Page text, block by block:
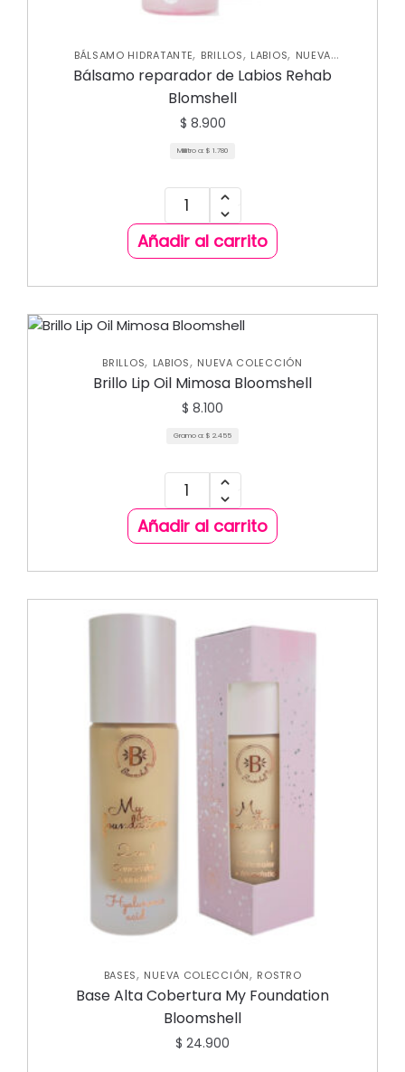
BÁLSAMO HIDRATANTE, BRILLOS, LABIOS, NUEVA
COLECCIÓN
Bálsamo reparador de Labios Rehab
Blomshell
$ 8.900
Mililitro a: $ 1.780
Añadir al carrito
BRILLOS, LABIOS, NUEVA COLECCIÓN
Brillo Lip Oil Mimosa Bloomshell
$ 8.100
Gramo a: $ 2.455
Añadir al carrito
BASES, NUEVA COLECCIÓN, ROSTRO
Base Alta Cobertura My Foundation
Bloomshell
$ 24.900